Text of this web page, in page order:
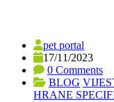
pet portal
17/11/2023
0 Comments
BLOG
HRANE